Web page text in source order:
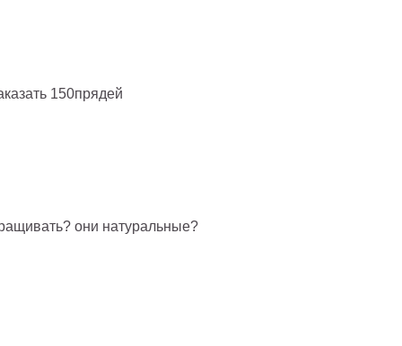
150прядей
они натуральные?